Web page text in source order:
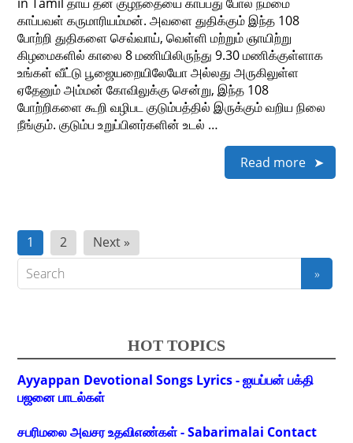
காப்பவள் கருமாரியம்மன். அவளை துதிக்கும் இந்த 108
போற்றி துதிகளை செவ்வாய், வெள்ளி மற்றும் ஞாயிற்று
கிழமைகளில் காலை 8 மணியிலிருந்து 9.30 மணிக்குள்ளாக
உங்கள் வீட்டு பூஜையறையிலேயோ அல்லது அருகிலுள்ள
ஏதேனும் அம்மன் கோவிலுக்கு சென்று, இந்த 108
போற்றிகளை கூறி வழிபட குடும்பத்தில் இருக்கும் வறிய நிலை
நீங்கும். குடும்ப உறுப்பினர்களின் உடல் …
Read more
Posts
pagination
1 2 Next »
HOT TOPICS
Ayyappan Devotional Songs Lyrics - ஐயப்பன் பக்தி
பஜனை பாடல்கள்
சபரிமலை அவசர உதவிஎண்கள் - Sabarimalai Contact